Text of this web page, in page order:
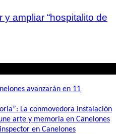
ampliar “hospitalito de
avanzarán en 11
La conmovedora instalación
arte y memoria en Canelones
en Canelones